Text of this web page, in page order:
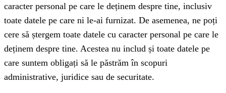
caracter personal pe care le deținem despre tine, inclusiv
toate datele pe care ni le-ai furnizat. De asemenea, ne poți
cere să ștergem toate datele cu caracter personal pe care le
deținem despre tine. Acestea nu includ și toate datele pe
care suntem obligați să le păstrăm în scopuri
administrative, juridice sau de securitate.